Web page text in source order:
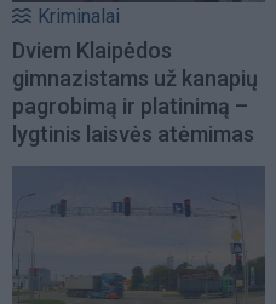
Kriminalai
Dviem Klaipėdos
gimnazistams už kanapių
pagrobimą ir platinimą –
lygtinis laisvės atėmimas